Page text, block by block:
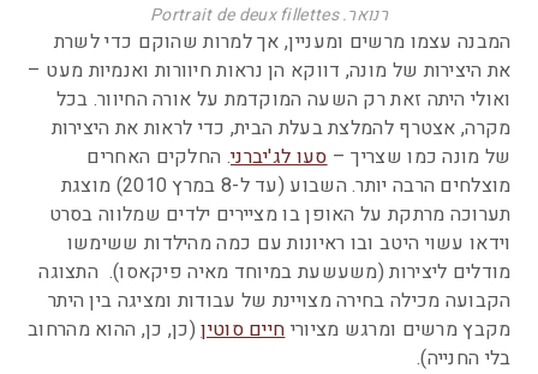
רנואר. Portrait de deux fillettes
המבנה עצמו מרשים ומעניין, אך למרות שהוקם כדי לשרת
את היצירות של מונה, דווקא הן נראות חיוורות ואנמיות מעט –
ואולי היתה זאת רק השעה המוקדמת על אורה החיוור. בכל
מקרה, אצטרף להמלצת בעלת הבית, כדי לראות את היצירות
של מונה כמו שצריך –סעו לג'יברני. החלקים האחרים
מוצלחים הרבה יותר. השבוע (עד ל-8 במרץ 2010) מוצגת
תערוכה מרתקת על האופן בו מציירים ילדים שמלווה בסרט
וידאו עשוי היטב ובו ראיונות עם כמה מהילדות ששימשו
מודלים ליצירות (משעשעת במיוחד מאיה פיקאסו). התצוגה
הקבועה מכילה בחירה מצויינת של עבודות ומציגה בין היתר
מקבץ מרשים ומרגש מציוריחיים סוטין(כן, כן, ההוא מהרחוב
בלי החנייה).